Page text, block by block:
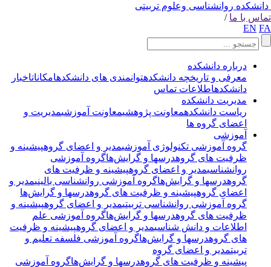
روانشناسی وعلوم تربیتی
با ما /
EN
درباره دانشکده
معرفی و تاریخچه دانشکدهتوانمندی های دانشکدهامکاناتاخبار
دانشکدهاطلاعات تماس
مدیریت دانشکده
ریاست دانشکدهمعاونت پژوهشیمعاونت آموزشیمدیریت و
اعضای گروه ها
آموزشی
گروه آموزشی تکنولوژی آموزشیمدیر و اعضای گروهپیشینه و
ظرفیت های گروهدرسها و گرایش‌هاگروه آموزشی
روانشناسیمدیر و اعضای گروهپیشینه و ظرفیت های
گروهدرسها و گرایش‌هاگروه آموزشی روانشناسی بالینیمدیر و
اعضای گروهپیشینه و ظرفیت های گروهدرسها و گرایش‌ها
گروه آموزشی روانشناسی تربیتیمدیر و اعضای گروهپیشینه و
ظرفیت های گروهدرسها و گرایش‌هاگروه آموزشی علم
اطلاعات و دانش شناسیمدیر و اعضای گروهپیشینه و ظرفیت
های گروهدرسها و گرایش‌هاگروه آموزشی فلسفه تعلیم و
تربیتمدیر و اعضای گروه
پیشینه و ظرفیت های گروهدرسها و گرایش‌هاگروه آموزشی